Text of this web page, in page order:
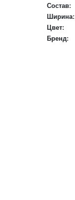
Состав:
Ширина:
Цвет:
Бренд: